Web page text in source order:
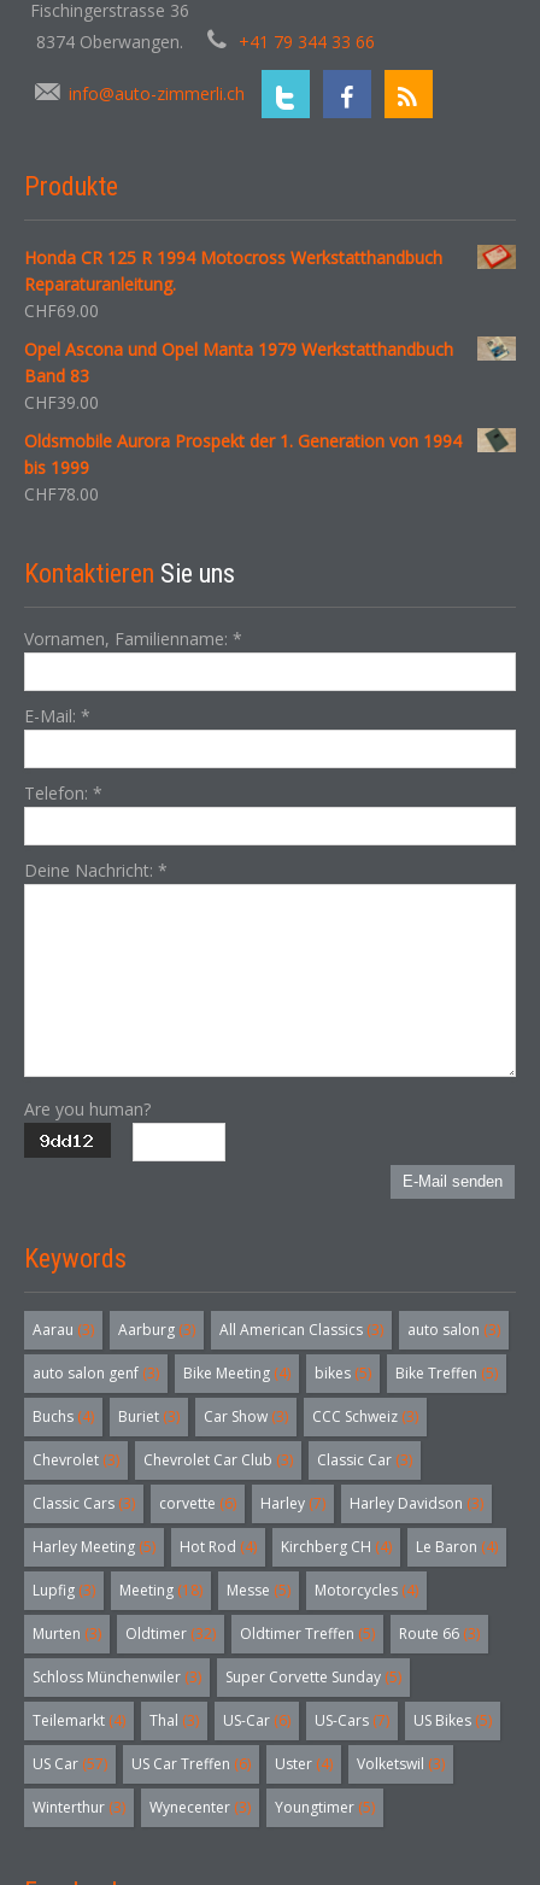
Fischingerstrasse 36
8374 Oberwangen.
+41 79 344 33 66
info@auto-zimmerli.ch
Produkte
Honda CR 125 R 1994 Motocross Werkstatthandbuch
Reparaturanleitung.
CHF69.00
Opel Ascona und Opel Manta 1979 Werkstatthandbuch
Band 83
CHF39.00
Oldsmobile Aurora Prospekt der 1. Generation von 1994
bis 1999
CHF78.00
Kontaktieren Sie uns
Vornamen, Familienname: *
E-Mail: *
Telefon: *
Deine Nachricht: *
Are you human?
E-Mail senden
Keywords
Aarau (3) Aarburg (3) All American Classics (3) auto salon (3)
auto salon genf (3) Bike Meeting (4) bikes (5) Bike Treffen (5)
Buchs (4) Buriet (3) Car Show (3) CCC Schweiz (3)
Chevrolet (3) Chevrolet Car Club (3) Classic Car (3)
Classic Cars (3) corvette (6) Harley (7) Harley Davidson (3)
Harley Meeting (5) Hot Rod (4) Kirchberg CH (4) Le Baron (4)
Lupfig (3) Meeting (18) Messe (5) Motorcycles (4)
Murten (3) Oldtimer (32) Oldtimer Treffen (5) Route 66 (3)
Schloss Münchenwiler (3) Super Corvette Sunday (5)
Teilemarkt (4) Thal (3) US-Car (6) US-Cars (7) US Bikes (5)
US Car (57) US Car Treffen (6) Uster (4) Volketswil (3)
Winterthur (3) Wynecenter (3) Youngtimer (5)